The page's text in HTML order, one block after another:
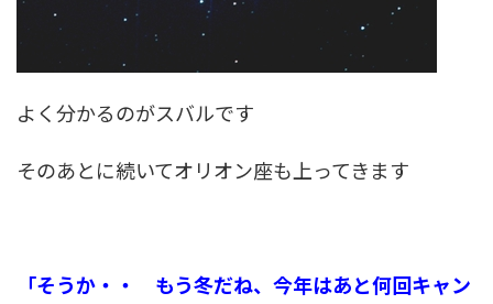
よく分かるのがスバルです
そのあとに続いてオリオン座も上ってきます
「そうか・・ もう冬だね、今年はあと何回キャン